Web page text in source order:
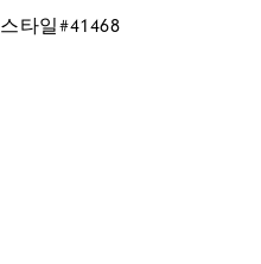
스타일#41468